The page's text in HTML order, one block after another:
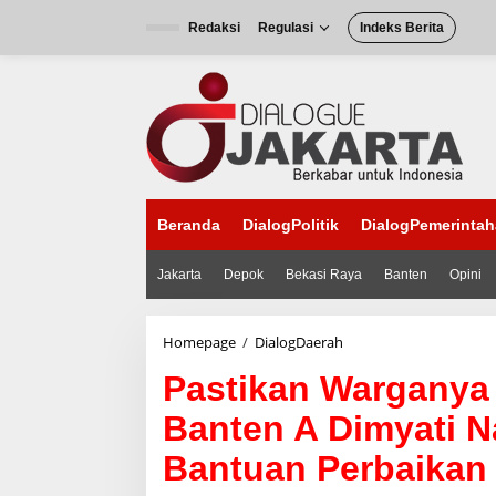
Redaksi Regulasi Indeks Berita
Beranda DialogPolitik
Jakarta Depok Bekasi Raya Banten Opini
Homepage / DialogDaerah
s
t
i
k
a
n
Pastikan
Banten A Dimyati
Bantuan Perbaikan